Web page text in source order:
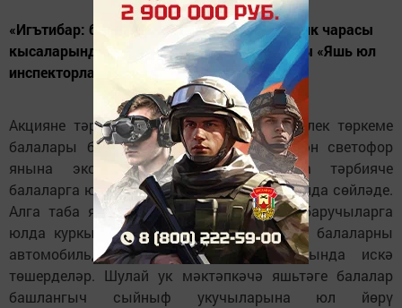
«Игътибар: балалар!» оператив-профилактик чарасы
кысаларында «Алтынчәч» балалар бакчасы «Яшь юл
инспекторлары» акциясе уздырды.
Акцияне тәрбияче Ләйлә Зарипова әзерлек төркеме
балалары белән үткәрде. Балалар белән светофор
янына экскурсия оештырылды, анда тәрбияче
балаларга юл хәрәкәте кагыйдәләре турында сөйләде.
Алга таба яшь юл инспекторлары үтеп баручыларга
юлда куркынычсызлык кагыйдәләре һәм балаларны
автомобильдә йөртү кагыйдәләре турында искә
төшерделәр. Шулай ук мәктәпкәчә яшьтәге балалар
башлангыч сыйныф укучыларына юл йөрү